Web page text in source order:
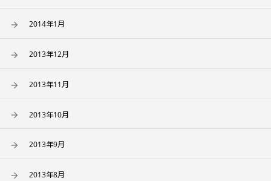
2014年1月
2013年12月
2013年11月
2013年10月
2013年9月
2013年8月